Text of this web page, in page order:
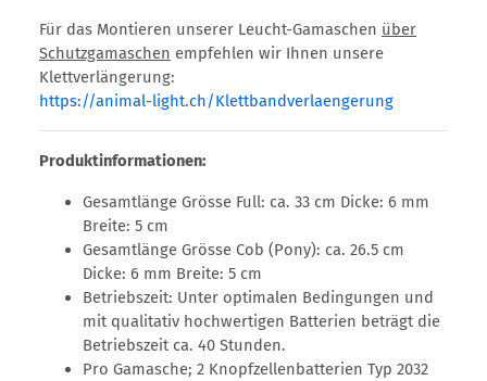
Für das Montieren unserer Leucht-Gamaschen über
Schutzgamaschen empfehlen wir Ihnen unsere
Klettverlängerung:
https://animal-light.ch/Klettbandverlaengerung
Produktinformationen:
Gesamtlänge Grösse Full: ca. 33 cm Dicke: 6 mm
Breite: 5 cm
Gesamtlänge Grösse Cob (Pony): ca. 26.5 cm
Dicke: 6 mm Breite: 5 cm
Betriebszeit: Unter optimalen Bedingungen und
mit qualitativ hochwertigen Batterien beträgt die
Betriebszeit ca. 40 Stunden.
Pro Gamasche; 2 Knopfzellenbatterien Typ 2032